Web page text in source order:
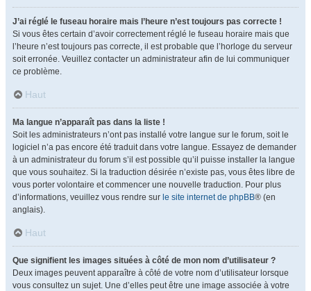
J’ai réglé le fuseau horaire mais l’heure n’est toujours pas correcte !
Si vous êtes certain d’avoir correctement réglé le fuseau horaire mais que
l’heure n’est toujours pas correcte, il est probable que l’horloge du serveur
soit erronée. Veuillez contacter un administrateur afin de lui communiquer
ce problème.
Haut
Ma langue n’apparaît pas dans la liste !
Soit les administrateurs n’ont pas installé votre langue sur le forum, soit le
logiciel n’a pas encore été traduit dans votre langue. Essayez de demander
à un administrateur du forum s’il est possible qu’il puisse installer la langue
que vous souhaitez. Si la traduction désirée n’existe pas, vous êtes libre de
vous porter volontaire et commencer une nouvelle traduction. Pour plus
d’informations, veuillez vous rendre sur le site internet de phpBB® (en
anglais).
Haut
Que signifient les images situées à côté de mon nom d’utilisateur ?
Deux images peuvent apparaître à côté de votre nom d’utilisateur lorsque
vous consultez un sujet. Une d’elles peut être une image associée à votre